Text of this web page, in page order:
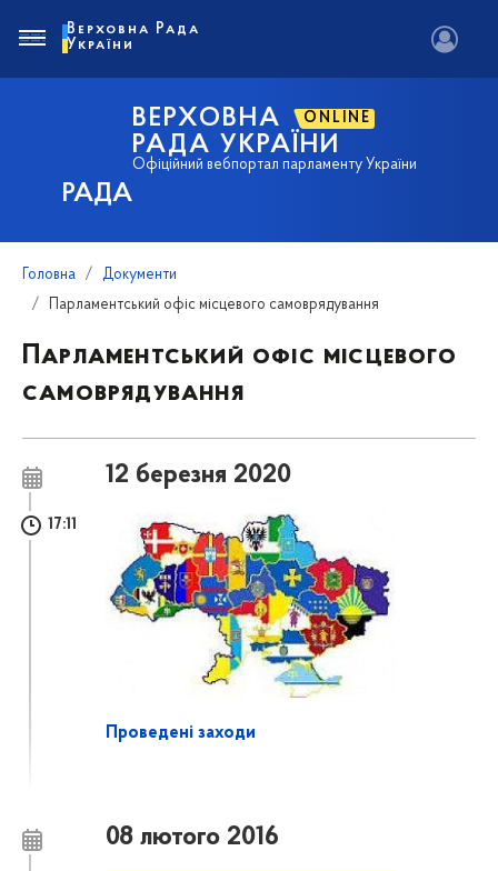
РАДА
ВЕРХОВНА ONLINE
РАДА УКРАЇНИ
Офіційний вебпортал парламенту України
Верховна Рада
України
Головна
Документи
Парламентський офіс місцевого самоврядування
Парламентський офіс місцевого
самоврядування
12 березня 2020
17:11
Проведені заходи
08 лютого 2016